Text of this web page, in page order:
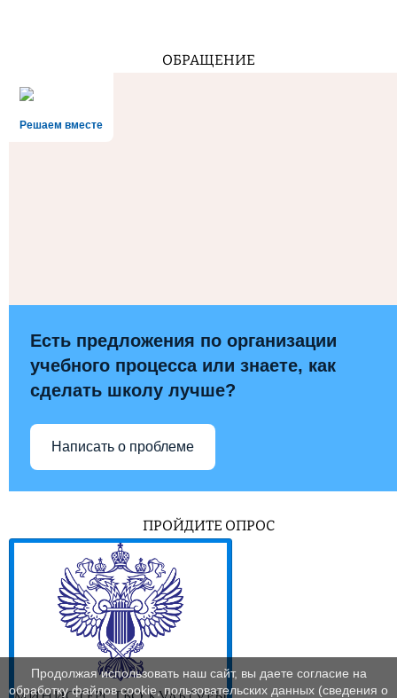
ОБРАЩЕНИЕ
Решаем вместе
Есть предложения по организации
учебного процесса или знаете, как
сделать школу лучше?
Написать о проблеме
ПРОЙДИТЕ ОПРОС
Продолжая использовать наш сайт, вы даете согласие на
обработку файлов cookie, пользовательских данных (сведения о